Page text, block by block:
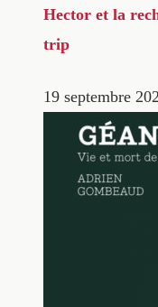
Hector et la
trip
19 septembre